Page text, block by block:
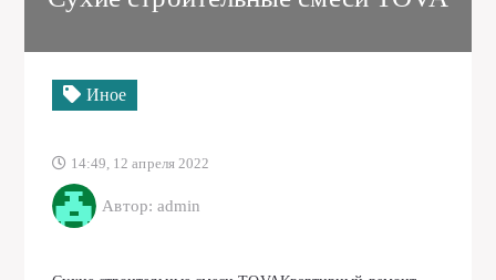
Иное
14:49, 12 апреля 2022
Автор: admin